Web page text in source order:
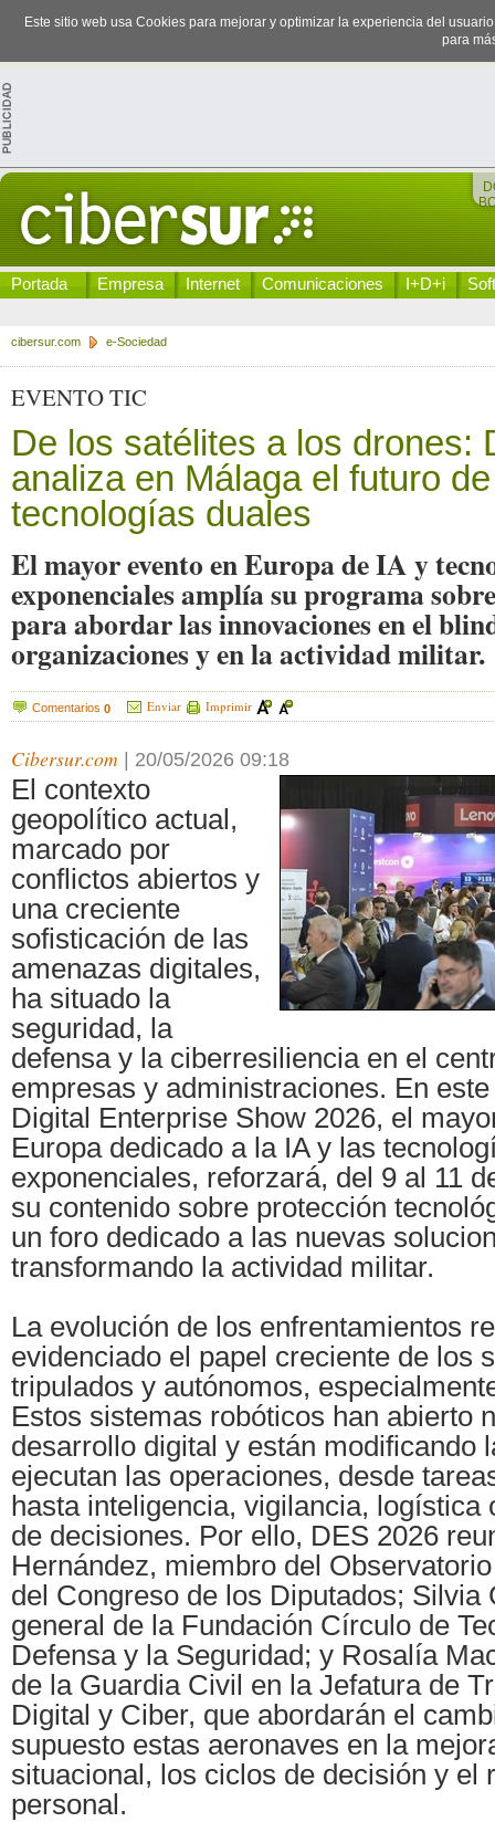
Este sitio web usa Cookies para mejorar y optimizar la experiencia del
para
Portada Empresa Internet Comunicaciones I+D+i
cibersur.com e-Sociedad
EVENTO TIC
De los satélites a los drones:
analiza en Málaga el futuro
tecnologías duales
El mayor evento en Europa de IA y
exponenciales amplía su programa
para abordar las innovaciones en el
organizaciones y en la actividad militar.
Comentarios 0 Enviar Imprimir
Cibersur.com 20/05/2026 09:18
El contexto
geopolítico actual,
marcado por
conflictos abiertos y
una creciente
sofisticación de las
amenazas digitales,
ha situado la
seguridad, la
defensa y la ciberresiliencia en el
empresas y administraciones. En
Digital Enterprise Show 2026, el
Europa dedicado a la IA y las
exponenciales, reforzará, del 9 al 11
su contenido sobre protección
un foro dedicado a las nuevas
transformando la actividad militar.
La evolución de los enfrentamientos
evidenciado el papel creciente de los
tripulados y autónomos,
Estos sistemas robóticos han abierto
desarrollo digital y están modificando
ejecutan las operaciones, desde
hasta inteligencia, vigilancia, logística
de decisiones. Por ello, DES 2026
Hernández, miembro del
del Congreso de los Diputados; Silvia
general de la Fundación Círculo de
Defensa y la Seguridad; y Rosalía
de la Guardia Civil en la Jefatura de
Digital y Ciber, que abordarán el
supuesto estas aeronaves en la
situacional, los ciclos de decisión y el
personal.